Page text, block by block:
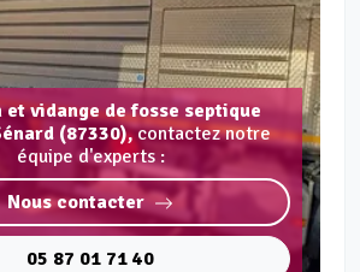
et vidange de fosse septique
(87330),contactez notre
équipe d'experts :
Nous contacter
05 87 01 71 40